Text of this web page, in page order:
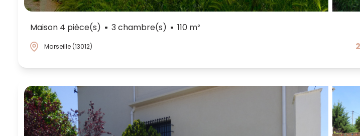
Maison 4 pièce(s) 3 chambre(s) 110 m²
Marseille (13012)